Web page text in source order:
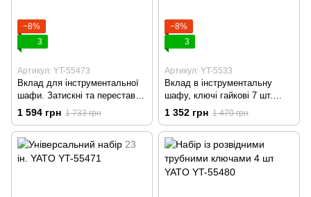
−8%
3
Артикул: YT-55473
Вклад для інструментальної
шафи. Затискні та переставні
кліщі розвідний ключ 3
шт.YATO YT-55473
1 594 грн 1 733 грн
−8%
3
Артикул: YT-5533
Вклад в інструментальну
шафу, ключі гайкові 7 шт.
YATO YT-5533
1 352 грн 1 470 грн